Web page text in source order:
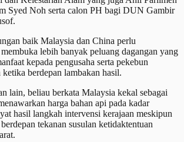
Syed Noh serta calon PH bagi DUN Gambir
baik Malaysia dan China perlu
lebih banyak peluang dagangan yang
kepada pengusaha serta pekebun
ketika berdepan lambakan hasil.
lain, beliau berkata Malaysia kekal sebagai
harga bahan api pada kadar
hasil langkah intervensi kerajaan meskipun
tekanan susulan ketidaktentuan